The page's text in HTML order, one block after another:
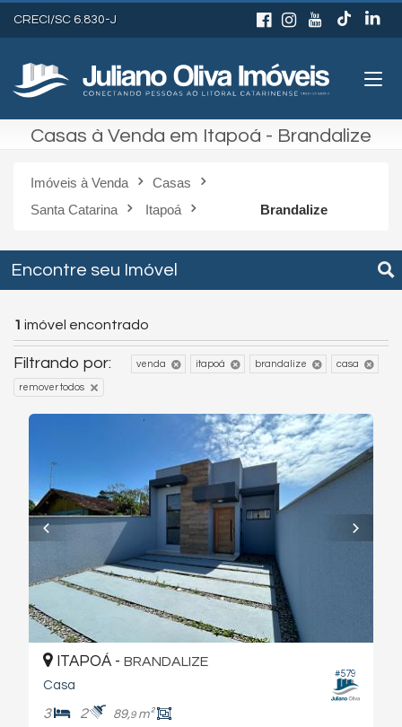
CRECI/SC 6.830-J
Casas à Venda em Itapoá - Brandalize
Imóveis à Venda
Casas
Santa Catarina
Itapoá Brandalize
Encontre seu Imóvel
1 imóvel encontrado
Filtrando por: venda itapoá brandalize casa
remover todos
#579
ITAPOÁ - BRANDALIZE
Casa
3 2 89,9m²